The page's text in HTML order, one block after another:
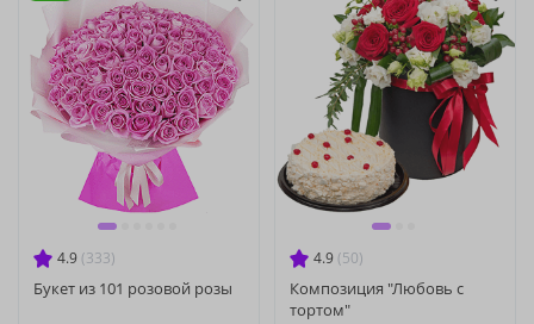
4.9 (333)
Букет из 101 розовой розы
4.9 (50)
Композиция "Любовь с
тортом"